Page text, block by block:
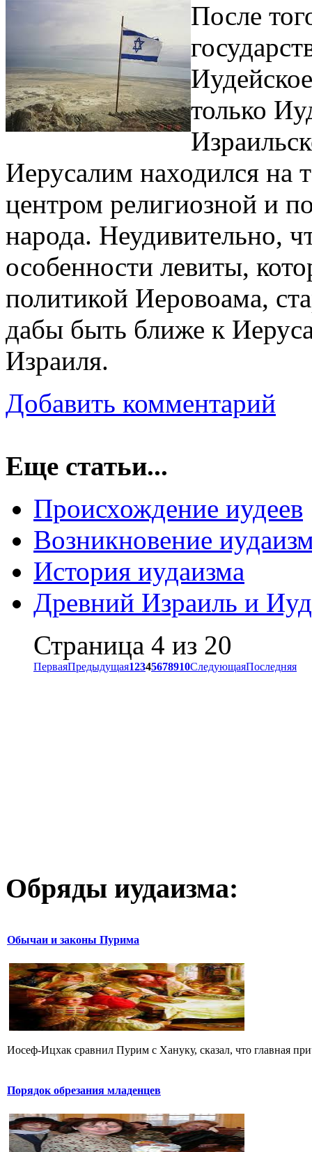
После
только
Иерусалим находился
центром религиозной и
народа. Неудивительно,
особенности левиты,
политикой Иеровоама,
дабы быть ближе к
Израиля.
Добавить комментарий
Еще статьи...
Происхождение иудеев
Возникновение
История иудаизма
Древний Израиль и
Страница 4 из 20
ПерваяПредыдущая12345678910СледующаяПоследняя
Обряды иудаизма:
Обычаи и законы Пурима
Иосеф-Ицхак сравнил Пурим с Хануку, сказал, что главная
Порядок обрезания младенцев